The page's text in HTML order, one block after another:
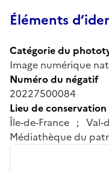
Éléments
Catégorie du
Image numérique
Numéro du négatif
20227500084
Lieu de
Île-de-France ;
Médiathèque du